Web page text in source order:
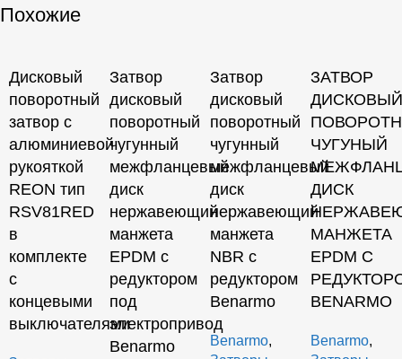
Похожие
Дисковый
поворотный
затвор с
алюминиевой
рукояткой
REON тип
RSV81RED
в
комплекте
с
концевыми
выключателями
Затвор
дисковый
поворотный
чугунный
межфланцевый
диск
нержавеющий
манжета
EPDM с
редуктором
под
электропривод
Benarmo
Затвор
дисковый
поворотный
чугунный
межфланцевый
диск
нержавеющий
манжета
NBR с
редуктором
Benarmo
Benarmo,
ЗАТВОР
ДИСКОВЫЙ
ЧУГУНЫЙ
ДИСК
МАНЖЕТА
EPDM С
BENARMO
Benarmo,